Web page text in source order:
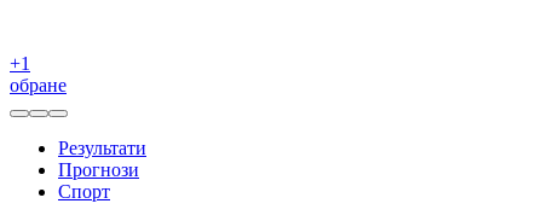
+1
обране
Результати
Прогнози
Спорт